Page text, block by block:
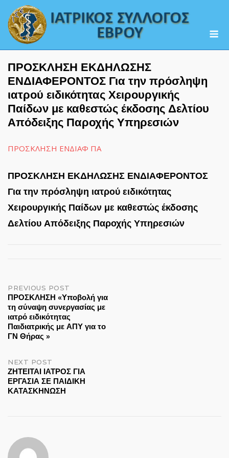
content
ΠΡΟΣΚΛΗΣΗ ΕΚΔΗΛΩΣΗΣ
ΕΝΔΙΑΦΕΡΟΝΤΟΣ Για την πρόσληψη
ιατρού ειδικότητας Χειρουργικής
Παίδων με καθεστώς έκδοσης Δελτίου
Απόδειξης Παροχής Υπηρεσιών
ΠΡΟΣΚΛΗΣΗ ΕΝΔΙΑΦ ΠΑ
ΠΡΟΣΚΛΗΣΗ ΕΚΔΗΛΩΣΗΣ ΕΝΔΙΑΦΕΡΟΝΤΟΣ
Για την πρόσληψη ιατρού ειδικότητας
Χειρουργικής Παίδων με καθεστώς έκδοσης
Δελτίου Απόδειξης Παροχής Υπηρεσιών
Post
navigation
PREVIOUS POST
ΠΡΟΣΚΛΗΣΗ «Υποβολή για
τη σύναψη συνεργασίας με
ιατρό ειδικότητας
Παιδιατρικής με ΑΠΥ για το
ΓΝ Θήρας »
NEXT POST
ΖΗΤΕΙΤΑΙ ΙΑΤΡΟΣ ΓΙΑ
ΕΡΓΑΣΙΑ ΣΕ ΠΑΙΔΙΚΗ
ΚΑΤΑΣΚΗΝΩΣΗ